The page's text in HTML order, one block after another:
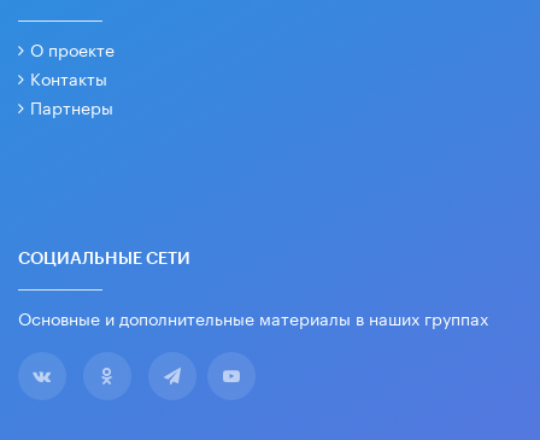
О проекте
Контакты
Партнеры
СОЦИАЛЬНЫЕ СЕТИ
Основные и дополнительные материалы в наших группах